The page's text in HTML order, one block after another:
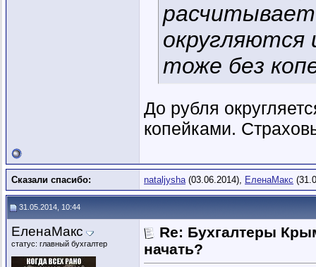
округляются
тоже без
До рубля
копейками.
Сказали спасибо: nataljysha(03.06.2014), ЕленаМакс
31.05.2014, 10:44
ЕленаМакс
статус: главный бухгалтер
Re: Бухгалтеры
начать?